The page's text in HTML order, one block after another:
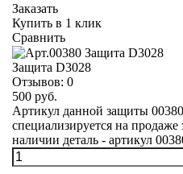
Заказать
Купить в 1 клик
Сравнить
Защита D3028
Отзывов: 0
500 руб.
Артикул данной защиты
специализируется на
наличии деталь - артикул